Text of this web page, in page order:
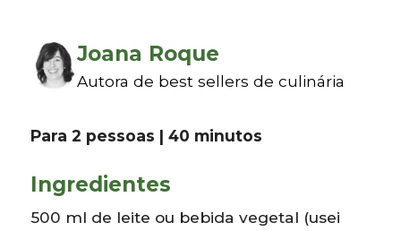
Joana Roque
Autora de best sellers de culinária
Para 2 pessoas | 40 minutos
Ingredientes
500 ml de leite ou bebida vegetal (usei